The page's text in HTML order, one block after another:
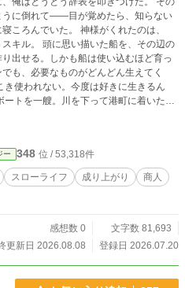
うに倒れて――目が覚めたら、知らない
た。 神様がくれたのは、
スキル。 頭に思い描いた船を、その辺の
出せる。しかも船は使い込むほど育っ
も、必要なものがどんどん生えてく
や魚の調味料を作って売ってみた。す
船には、賑やかな仲間が増えていた。
くして、次の町へ。行く先々でうまい
を広げるうち――俺の財布は、いつの間
らんでいた。 会社に潰された俺
てて成り上がる。のんびり、痛快、成
ー 348 位 / 53,318件
スローライフ 成り上がり
商人
感想数 0
文字数 81,693
更新日 2026.08.08
登録日 2026.07.20